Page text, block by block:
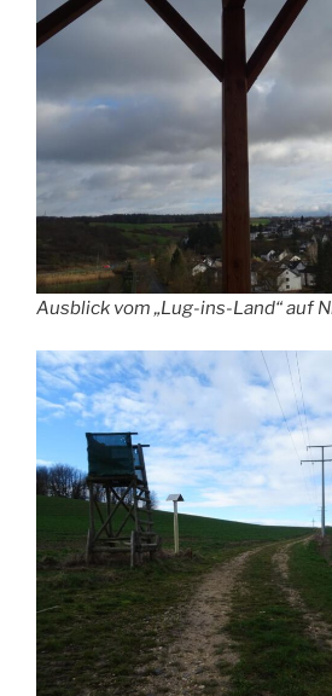
Ausblick vom „Lug-ins-Land“ auf